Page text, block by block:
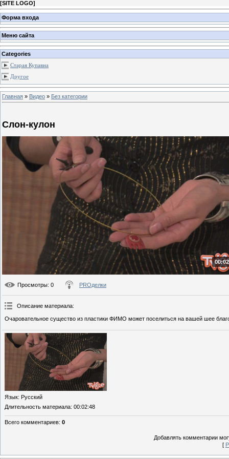
[SITE LOGO]
Форма входа
Меню сайта
Categories
Старая Купавна
Другое
Главная » Видео » Без категории
Слон-кулон
Просмотры: 0 PROделки
Описание материала:
Очаровательное существо из пластики ФИМО может поселиться на вашей шее
Язык: Русский
Длительность материала: 00:02:48
Всего комментариев: 0
Добавлять комментарии
[